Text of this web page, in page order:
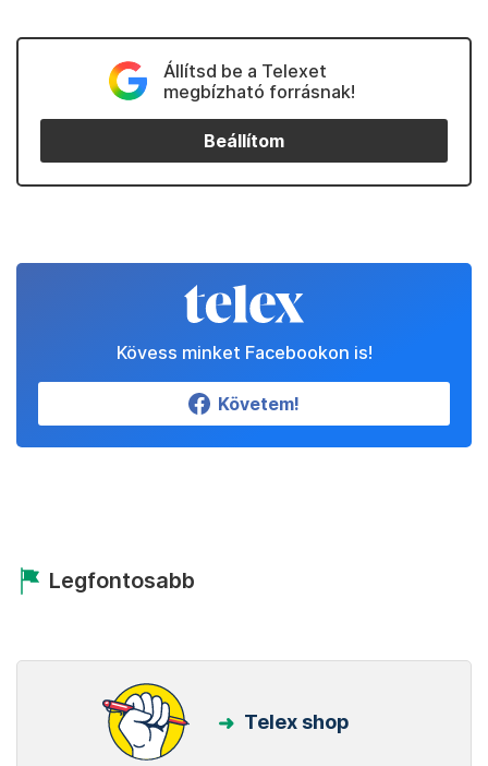
Állítsd be a Telexet
megbízható forrásnak!
Beállítom
Kövess minket Facebookon is!
Követem!
Legfontosabb
Telex shop